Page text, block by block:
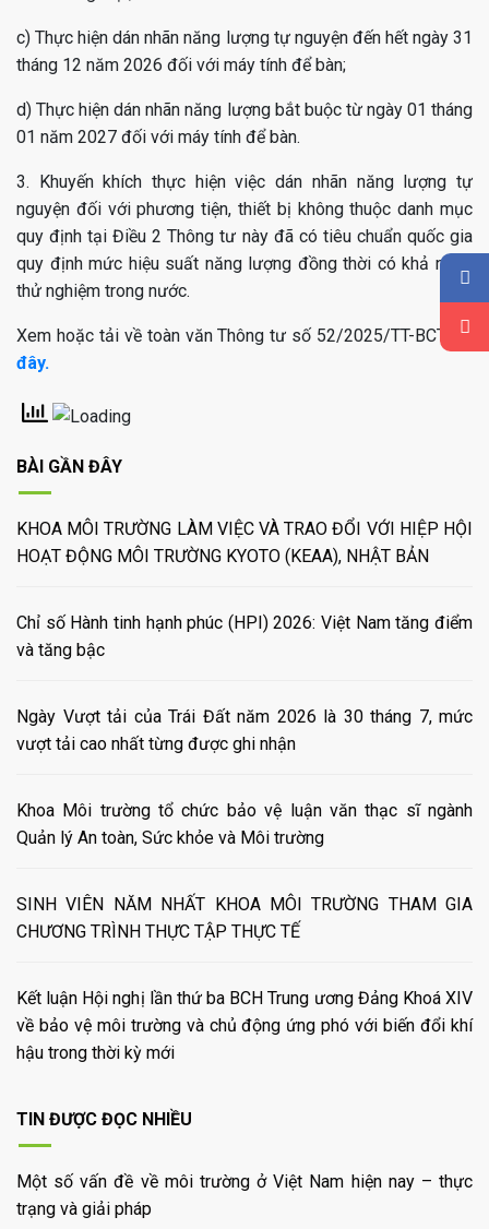
c) Thực hiện dán nhãn năng lượng tự nguyện đến hết ngày 31
tháng 12 năm 2026 đối với máy tính để bàn;
d) Thực hiện dán nhãn năng lượng bắt buộc từ ngày 01 tháng
01 năm 2027 đối với máy tính để bàn.
3. Khuyến khích thực hiện việc dán nhãn năng lượng tự
nguyện đối với phương tiện, thiết bị không thuộc danh mục
quy định tại Điều 2 Thông tư này đã có tiêu chuẩn quốc gia
quy định mức hiệu suất năng lượng đồng thời có khả năng
thử nghiệm trong nước.
Xem hoặc tải về toàn văn Thông tư số 52/2025/TT-BCT
tại
đây.
BÀI GẦN ĐÂY
KHOA MÔI TRƯỜNG LÀM VIỆC VÀ TRAO ĐỔI VỚI HIỆP HỘI
HOẠT ĐỘNG MÔI TRƯỜNG KYOTO (KEAA), NHẬT BẢN
Chỉ số Hành tinh hạnh phúc (HPI) 2026: Việt Nam tăng điểm
và tăng bậc
Ngày Vượt tải của Trái Đất năm 2026 là 30 tháng 7, mức
vượt tải cao nhất từng được ghi nhận
Khoa Môi trường tổ chức bảo vệ luận văn thạc sĩ ngành
Quản lý An toàn, Sức khỏe và Môi trường
SINH VIÊN NĂM NHẤT KHOA MÔI TRƯỜNG THAM GIA
CHƯƠNG TRÌNH THỰC TẬP THỰC TẾ
Kết luận Hội nghị lần thứ ba BCH Trung ương Đảng Khoá XIV
về bảo vệ môi trường và chủ động ứng phó với biến đổi khí
hậu trong thời kỳ mới
TIN ĐƯỢC ĐỌC NHIỀU
Một số vấn đề về môi trường ở Việt Nam hiện nay – thực
trạng và giải pháp